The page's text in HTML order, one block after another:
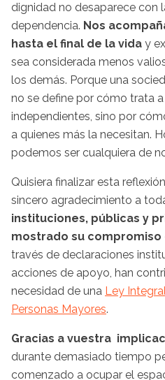
dignidad no desaparece con
dependencia. Nos
hasta el final de la vida y
sea considerada menos
los demás. Porque una
no se define por cómo trata
independientes, sino por
a quienes más la necesitan.
podemos ser cualquiera de
Quisiera finalizar esta
sincero agradecimiento a
instituciones, públicas y
mostrado su compromiso
través de declaraciones
acciones de apoyo, han
necesidad de una Ley
Personas Mayores.
Gracias a vuestra
durante demasiado tiempo
comenzado a ocupar el